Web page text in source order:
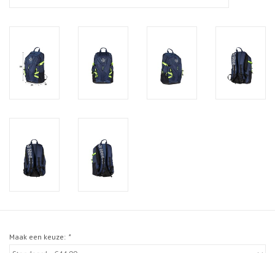
Maak een keuze: *